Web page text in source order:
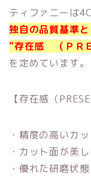
ティファニーは
独自の品質基準
”存在感 （ＰＲ
を定めています。
【存在感（
・精度の高いカッ
・カット面が美
・優れた研磨状